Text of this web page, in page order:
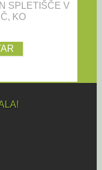
SPLETIŠČE V
KO